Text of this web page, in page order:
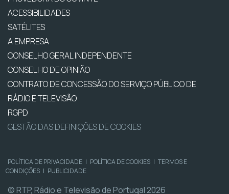
ACESSIBILIDADES
SATÉLITES
A EMPRESA
CONSELHO GERAL INDEPENDENTE
CONSELHO DE OPINIÃO
CONTRATO DE CONCESSÃO DO SERVIÇO PÚBLICO DE
RÁDIO E TELEVISÃO
RGPD
GESTÃO DAS DEFINIÇÕES DE COOKIES
POLÍTICA DE PRIVACIDADE | POLÍTICA DE COOKIES | TERMOS E
CONDIÇÕES | PUBLICIDADE
© RTP, Rádio e Televisão de Portugal 2026